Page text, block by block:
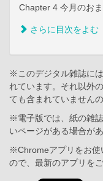
Chapter 4 今月のお
さらに目次をよむ
※このデジタル雑誌に
れています。それ以外
ても含まれていません
※電子版では、紙の雑
いページがある場合があ
※Chromeアプリをお使
ので、最新のアプリを